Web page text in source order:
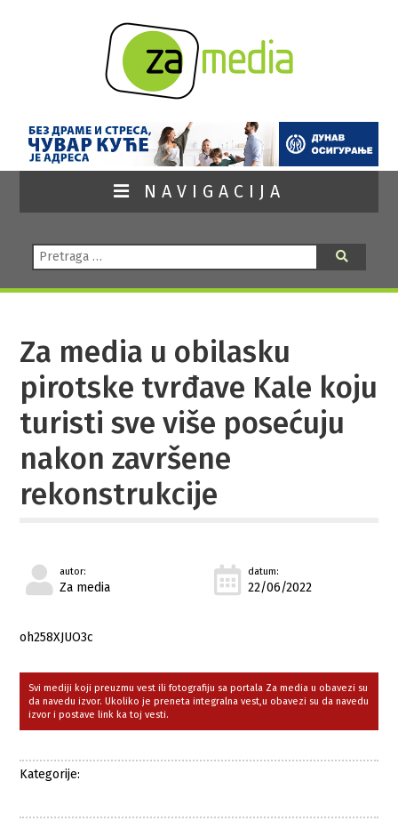
NAVIGACIJA
Pretraga:
Za media u obilasku
pirotske tvrđave Kale koju
turisti sve više posećuju
nakon završene
rekonstrukcije
autor:
Za media
datum:
22/06/2022
oh258XJUO3c
Svi mediji koji preuzmu vest ili fotografiju sa portala Za media u obavezi su
da navedu izvor. Ukoliko je preneta integralna vest,u obavezi su da navedu
izvor i postave link ka toj vesti.
Kategorije: